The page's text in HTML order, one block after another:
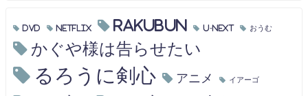
DVD Netflix RAKUBUN U-NEXT おうむ
かぐや様は告らせたい
るろうに剣心 アニメ イアーゴ